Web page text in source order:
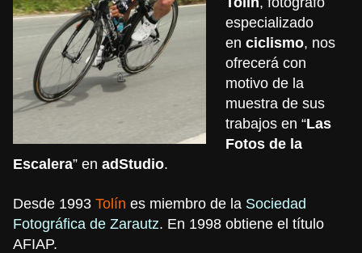
especializado
en ciclismo, nos
ofrecerá con
motivo de la
muestra de sus
trabajos en “Las
Fotos de la
Escalera” en adStudio.
Desde 1993 Tolín es miembro de la Sociedad
Fotográfica de Zarautz. En 1998 obtiene el título
AFIAP.